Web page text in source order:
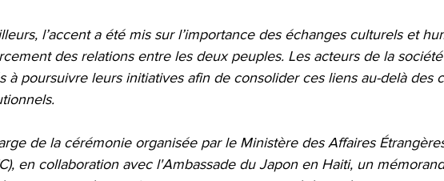
l’accent a été mis sur l’importance des échanges culturels et
des relations entre les deux peuples. Les acteurs de la
à poursuivre leurs initiatives afin de consolider ces liens au-delà des
de la cérémonie organisée par le Ministère des Affaires
en collaboration avec l'Ambassade du Japon en Haiti, un